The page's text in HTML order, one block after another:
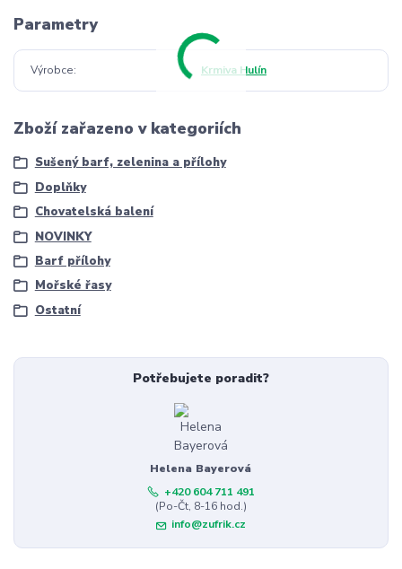
Parametry
Výrobce Krmiva Hulín
Zboží zařazeno v kategoriích
Sušený barf, zelenina a přílohy
Doplňky
Chovatelská balení
NOVINKY
Barf přílohy
Mořské řasy
Ostatní
Potřebujete poradit?
Helena Bayerová
+420 604 711 491
(Po-Čt, 8-16 hod.)
info@zufrik.cz